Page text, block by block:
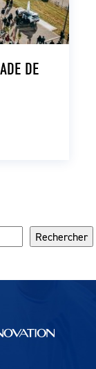
DE
Rechercher